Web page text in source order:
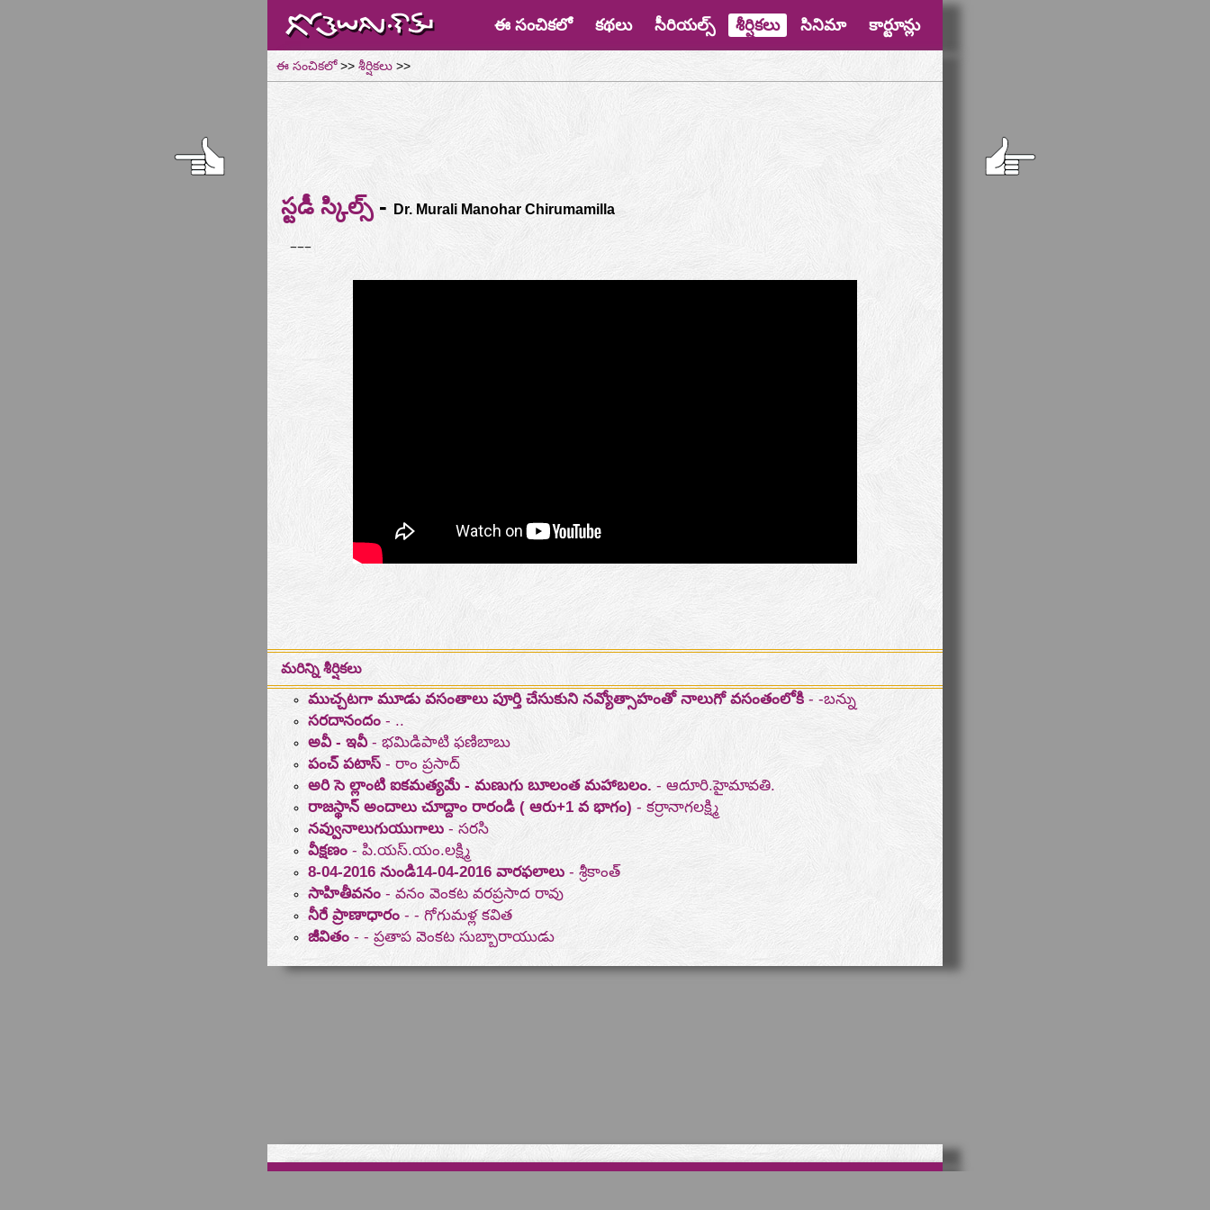
ఈ సంచికలో కథలు సీరియల్స్ శీర్షికలు సినిమా కార్టూన్లు
ఈ సంచికలో>> శీర్షికలు >>
స్టడీ స్కిల్స్ - Dr. Murali Manohar Chirumamilla
---
మరిన్ని శీర్షికలు
ముచ్చటగా మూడు వసంతాలు పూర్తి చేసుకుని నవ్యోత్సాహంతో నాలుగో వసంతంలోకి - -బన్ను
సరదానందం - ..
అవీ - ఇవీ- భమిడిపాటి ఫణిబాబు
పంచ్ పటాస్ - రాం ప్రసాద్
అరి సె ల్లాంటి ఐకమత్యమే - మణుగు బూలంత మహాబలం. - ఆదూరి.హైమావతి.
రాజస్థాన్ అందాలు చూద్దాం రారండి ( ఆరు+1 వ భాగం) - కర్రానాగలక్ష్మి
నవ్వునాలుగుయుగాలు - సరసి
వీక్షణం - పి.యస్.యం.లక్ష్మి
8-04-2016 నుండి14-04-2016 వారఫలాలు - శ్రీకాంత్
సాహితీవనం - వనం వెంకట వరప్రసాద రావు
నీరే ప్రాణాధారం - - గోగుమళ్ల కవిత
జీవితం - - ప్రతాప వెంకట సుబ్బారాయుడు